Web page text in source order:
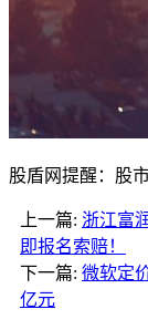
股盾网提醒：股
上一篇: 浙江富
即报名索赔！
下一篇: 微软定
亿元